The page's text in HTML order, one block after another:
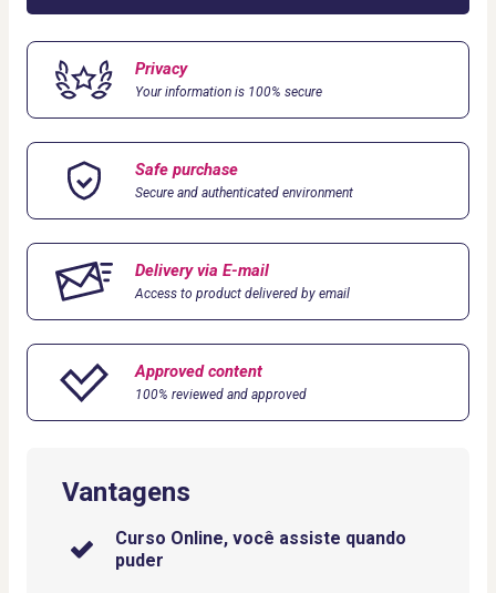
Privacy
Your information is 100% secure
Safe purchase
Secure and authenticated environment
Delivery via E-mail
Access to product delivered by email
Approved content
100% reviewed and approved
Vantagens
Curso Online, você assiste quando
puder